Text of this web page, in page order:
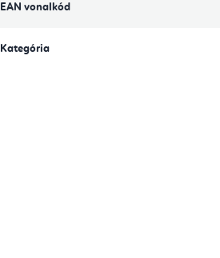
EAN vonalkód
Kategória